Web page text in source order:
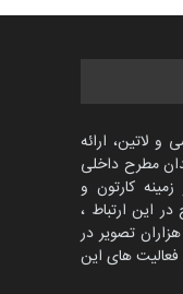
و لاتین، ارائه
مطرح داخلی
کارتون و
این ارتباط ،
تصویر در
های این